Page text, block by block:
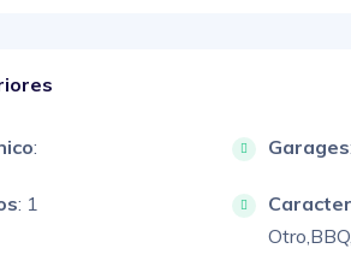
: Garages:
: 1
Otro, BBQ,